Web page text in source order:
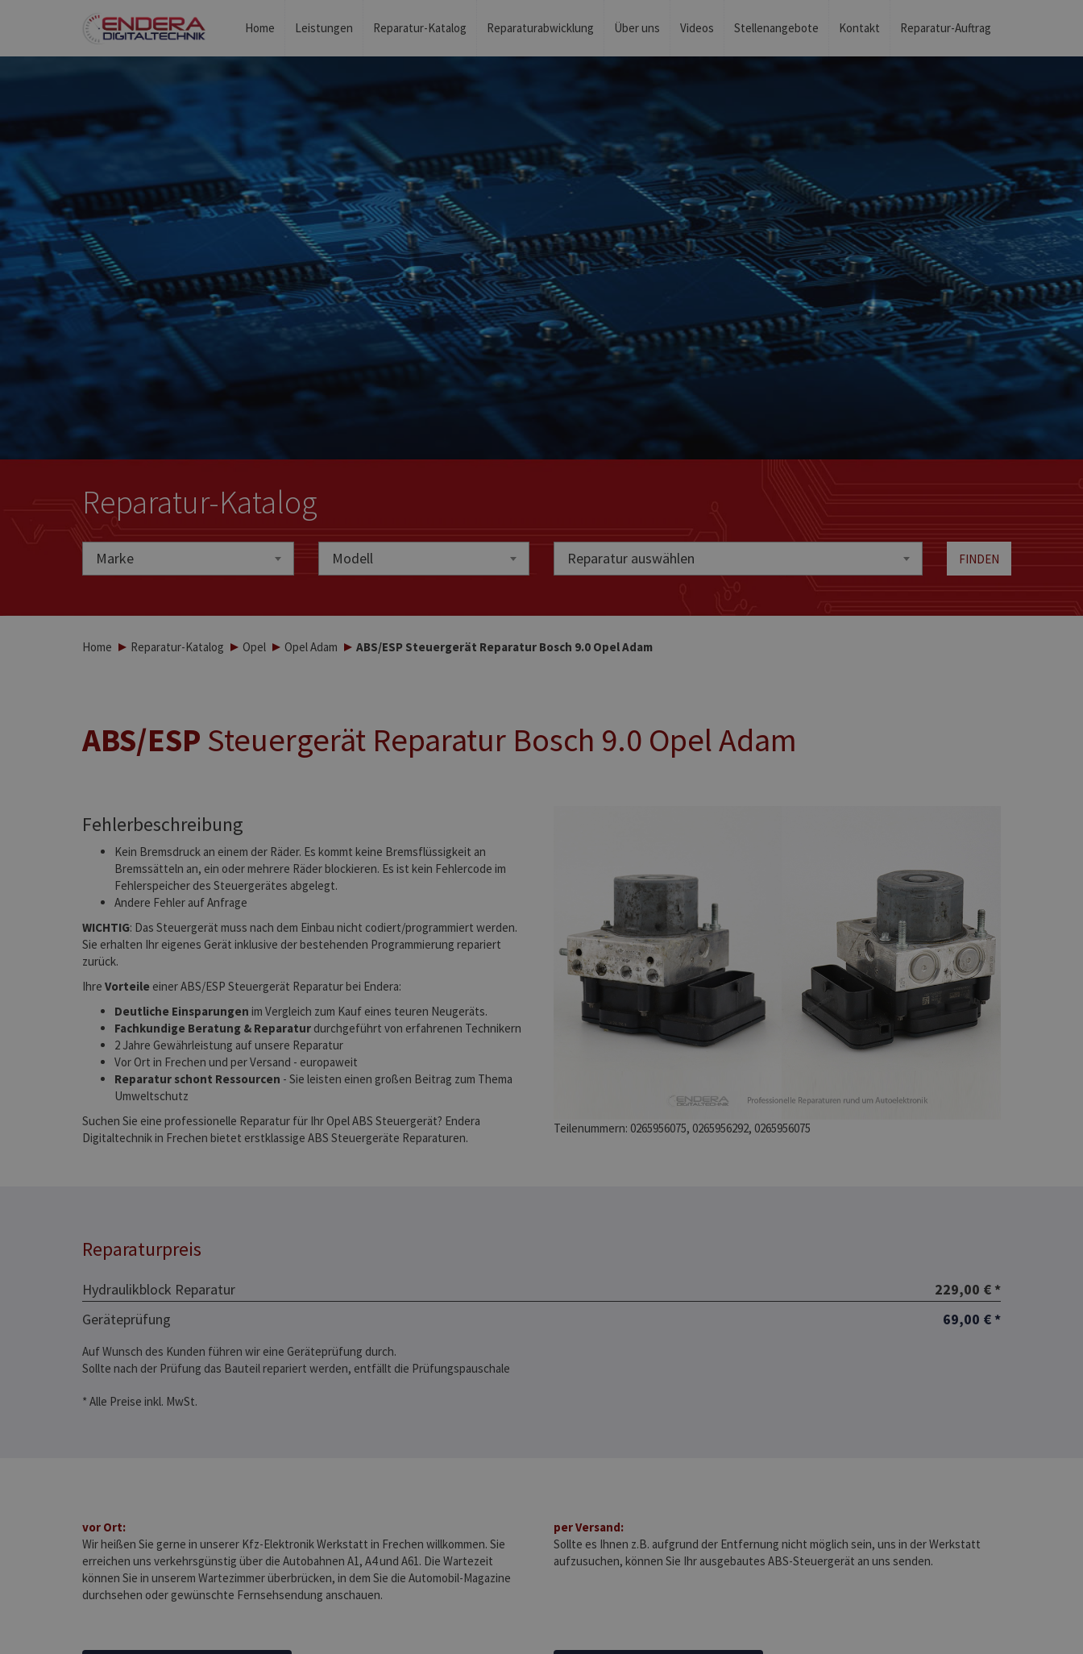
Home Leistungen Reparatur-Katalog Reparaturabwicklung Über uns Videos Stellenangebote Kontakt Reparatur-Auftrag
Reparatur-Katalog
MarkeMarke Modell Reparatur auswählen FINDEN
Home Reparatur-Katalog Opel Opel Adam ABS/ESP Steuergerät Reparatur Bosch 9.0 Opel Adam
ABS/ESP Steuergerät Reparatur Bosch 9.0 Opel Adam
Fehlerbeschreibung
Kein Bremsdruck an einem der Räder. Es kommt keine Bremsflüssigkeit an
Bremssätteln an, ein oder mehrere Räder blockieren. Es ist kein Fehlercode im
Fehlerspeicher des Steuergerätes abgelegt.
Andere Fehler auf Anfrage
WICHTIG: Das Steuergerät muss nach dem Einbau nicht codiert/programmiert werden.
Sie erhalten Ihr eigenes Gerät inklusive der bestehenden Programmierung repariert
zurück.
Ihre Vorteile einer ABS/ESP Steuergerät Reparatur bei Endera:
Deutliche Einsparungen im Vergleich zum Kauf eines teuren Neugeräts.
Fachkundige Beratung & Reparatur durchgeführt von erfahrenen Technikern
2 Jahre Gewährleistung auf unsere Reparatur
Vor Ort in Frechen und per Versand - europaweit
Reparatur schont Ressourcen - Sie leisten einen großen Beitrag zum Thema
Umweltschutz
Suchen Sie eine professionelle Reparatur für Ihr Opel ABS Steuergerät? Endera
Digitaltechnik in Frechen bietet erstklassige ABS Steuergeräte Reparaturen.
Teilenummern: 0265956075, 0265956292, 0265956075
Reparaturpreis
Hydraulikblock Reparatur
229,00 € *
Geräteprüfung
69,00 € *
Auf Wunsch des Kunden führen wir eine Geräteprüfung durch.
Sollte nach der Prüfung das Bauteil repariert werden, entfällt die Prüfungspauschale
* Alle Preise inkl. MwSt.
vor Ort:
Wir heißen Sie gerne in unserer Kfz-Elektronik Werkstatt in Frechen willkommen. Sie
erreichen uns verkehrsgünstig über die Autobahnen A1, A4 und A61. Die Wartezeit
können Sie in unserem Wartezimmer überbrücken, in dem Sie die Automobil-Magazine
durchsehen oder gewünschte Fernsehsendung anschauen.
per Versand:
Sollte es Ihnen z.B. aufgrund der Entfernung nicht möglich sein, uns in der Werkstatt
aufzusuchen, können Sie Ihr ausgebautes ABS-Steuergerät an uns senden.